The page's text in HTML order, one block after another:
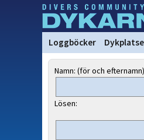
Loggböcker
Namn: (för och efternamn)
Lösen: